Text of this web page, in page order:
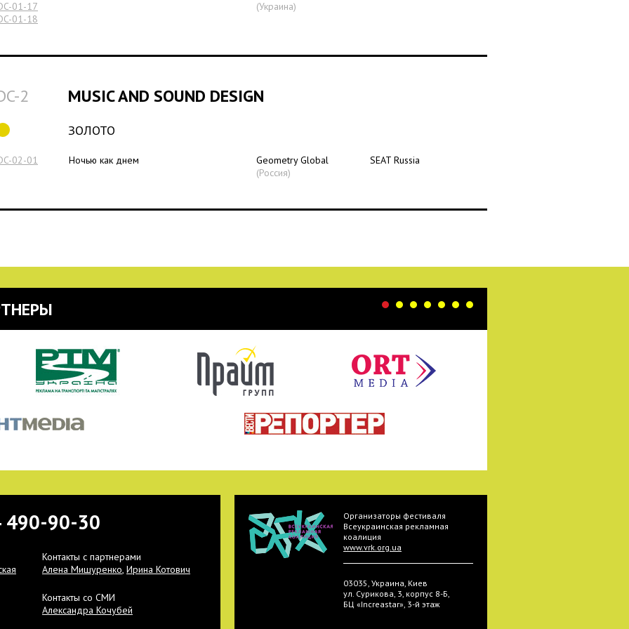
01-17
01-18
(Украина)
2 MUSIC AND SOUND DESIGN
ЗОЛОТО
02-01 Ночью как днем
Geometry Global
(Россия)
SEAT Russia
Организаторы фестиваля
Всеукраинская рекламная
коалиция
www.vrk.org.ua
03035, Украина, Киев
ул. Сурикова, 3, корпус 8-Б,
БЦ «Increastar», 3-й этаж
490-90-30
Контакты с партнерами
Алена Мишуренко, Ирина Котович
Контакты со СМИ
Александра Кочубей